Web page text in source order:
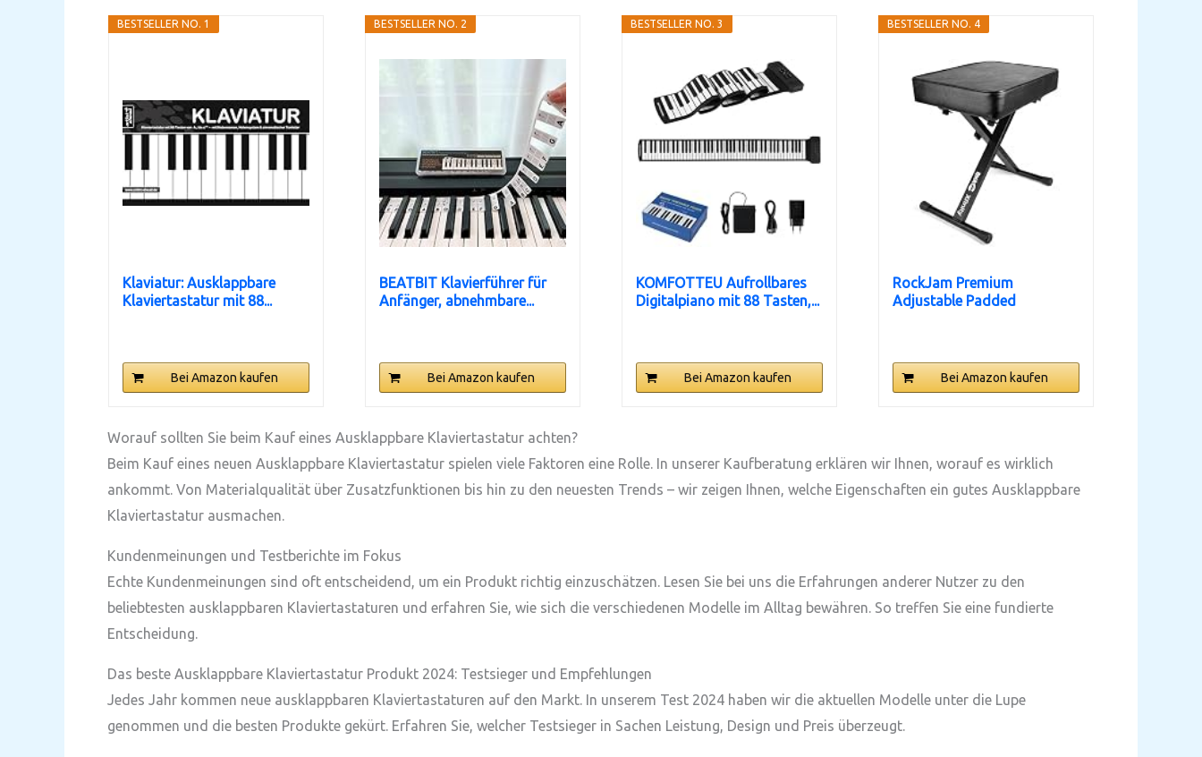
BESTSELLER NO. 1
Klaviatur: Ausklappbare
Klaviertastatur mit 88...
Bei Amazon kaufen
BESTSELLER NO. 2
BEATBIT Klavierführer für
Anfänger, abnehmbare...
Bei Amazon kaufen
BESTSELLER NO. 3
KOMFOTTEU Aufrollbares
Digitalpiano mit 88 Tasten,...
Bei Amazon kaufen
BESTSELLER NO. 4
RockJam Premium
Adjustable Padded
Bei Amazon kaufen
Worauf sollten Sie beim Kauf eines Ausklappbare Klaviertastatur achten?
Beim Kauf eines neuen Ausklappbare Klaviertastatur spielen viele Faktoren eine Rolle. In unserer Kaufberatung erklären wir Ihnen, worauf es wirklich
ankommt. Von Materialqualität über Zusatzfunktionen bis hin zu den neuesten Trends – wir zeigen Ihnen, welche Eigenschaften ein gutes Ausklappbare
Klaviertastatur ausmachen.
Kundenmeinungen und Testberichte im Fokus
Echte Kundenmeinungen sind oft entscheidend, um ein Produkt richtig einzuschätzen. Lesen Sie bei uns die Erfahrungen anderer Nutzer zu den
beliebtesten ausklappbaren Klaviertastaturen und erfahren Sie, wie sich die verschiedenen Modelle im Alltag bewähren. So treffen Sie eine fundierte
Entscheidung.
Das beste Ausklappbare Klaviertastatur Produkt 2024: Testsieger und Empfehlungen
Jedes Jahr kommen neue ausklappbaren Klaviertastaturen auf den Markt. In unserem Test 2024 haben wir die aktuellen Modelle unter die Lupe
genommen und die besten Produkte gekürt. Erfahren Sie, welcher Testsieger in Sachen Leistung, Design und Preis überzeugt.